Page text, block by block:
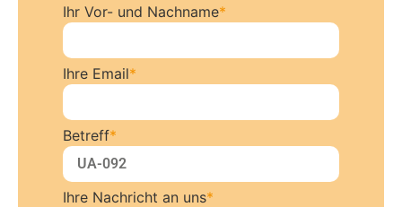
Ihr Vor- und Nachname*
Ihre Email*
Betreff*
Ihre Nachricht an uns*